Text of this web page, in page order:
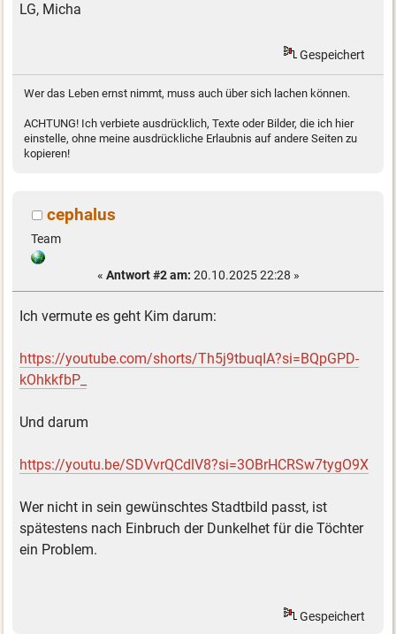
LG, Micha
Gespeichert
Wer das Leben ernst nimmt, muss auch über sich lachen können.
ACHTUNG! Ich verbiete ausdrücklich, Texte oder Bilder, die ich hier
einstelle, ohne meine ausdrückliche Erlaubnis auf andere Seiten zu
kopieren!
cephalus
Team
« Antwort #2 am: 20.10.2025 22:28 »
Ich vermute es geht Kim darum:
https://youtube.com/shorts/Th5j9tbuqIA?si=BQpGPD-
kOhkkfbP_
Und darum
https://youtu.be/SDVvrQCdlV8?si=3OBrHCRSw7tygO9X
Wer nicht in sein gewünschtes Stadtbild passt, ist
spätestens nach Einbruch der Dunkelhet für die Töchter
ein Problem.
Gespeichert